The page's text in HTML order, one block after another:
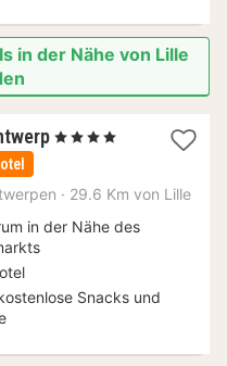
in der Nähe von Lille
2
115
, 4 Sterne
· 29.6 Km von Lille
in der Nähe des
Snacks und